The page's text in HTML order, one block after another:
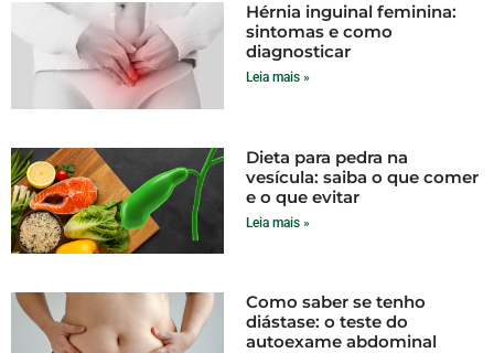
Hérnia inguinal feminina:
sintomas e como
diagnosticar
Leia mais »
Dieta para pedra na
vesícula: saiba o que comer
e o que evitar
Leia mais »
Como saber se tenho
diástase: o teste do
autoexame abdominal